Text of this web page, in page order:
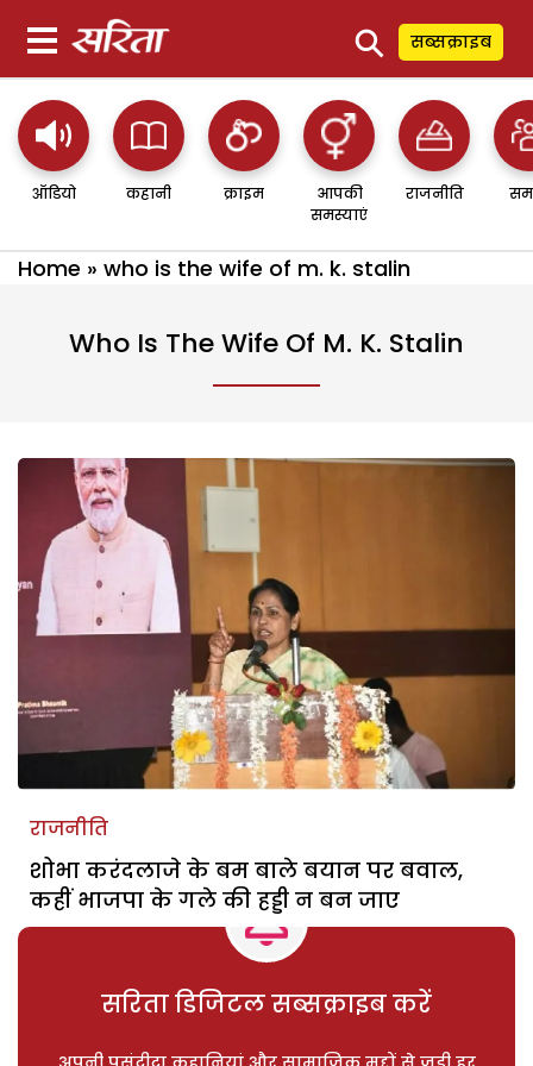
⚲ सब्सक्राइब
ऑडियो कहानी क्राइम
आपकी
समस्याएं
राजनीति
Home » who is the wife of m. k. stalin
Who Is The Wife Of M. K. Stalin
राजनीति
शोभा करंदलाजे के बम बाले बयान पर बवाल,
कहीं भाजपा के गले की हड्डी न बन जाए
सरिता डिजिटल सब्सक्राइब करें